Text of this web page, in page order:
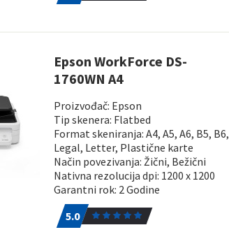
Epson WorkForce DS-
1760WN A4
Proizvođač: Epson
Tip skenera: Flatbed
Format skeniranja: A4, A5, A6, B5, B6,
Legal, Letter, Plastične karte
Način povezivanja: Žični, Bežični
Nativna rezolucija dpi: 1200 x 1200
Garantni rok: 2 Godine
5.01
5.0